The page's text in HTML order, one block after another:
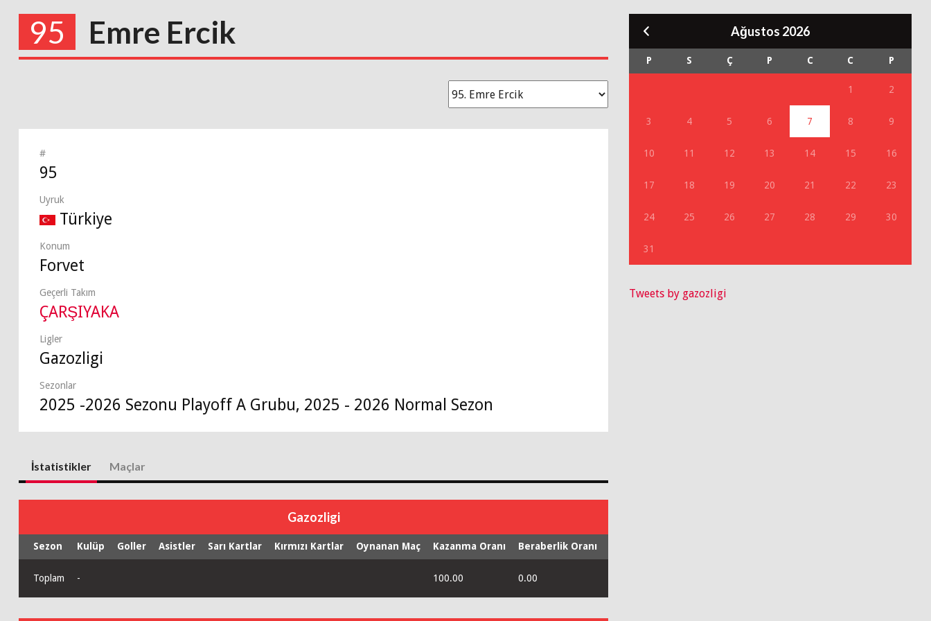
95 Emre Ercik
#
95
Uyruk
Türkiye
Konum
Forvet
Geçerli Takım
ÇARŞIYAKA
Ligler
Gazozligi
Sezonlar
2025 -2026 Sezonu Playoff A Grubu, 2025 - 2026 Normal Sezon
İstatistikler Maçlar
Gazozligi
Sezon Kulüp Goller Asistler Sarı Kartlar Kırmızı Kartlar Oynanan Maç Kazanma Oranı Beraberlik Oranı
Toplam - 100.00 0.00
Ağustos 2026
P S Ç P C C P
1 2
3 4 5 6 7 8 9
10 11 12 13 14 15 16
17 18 19 20 21 22 23
24 25 26 27 28 29 30
31
Tweets by gazozligi